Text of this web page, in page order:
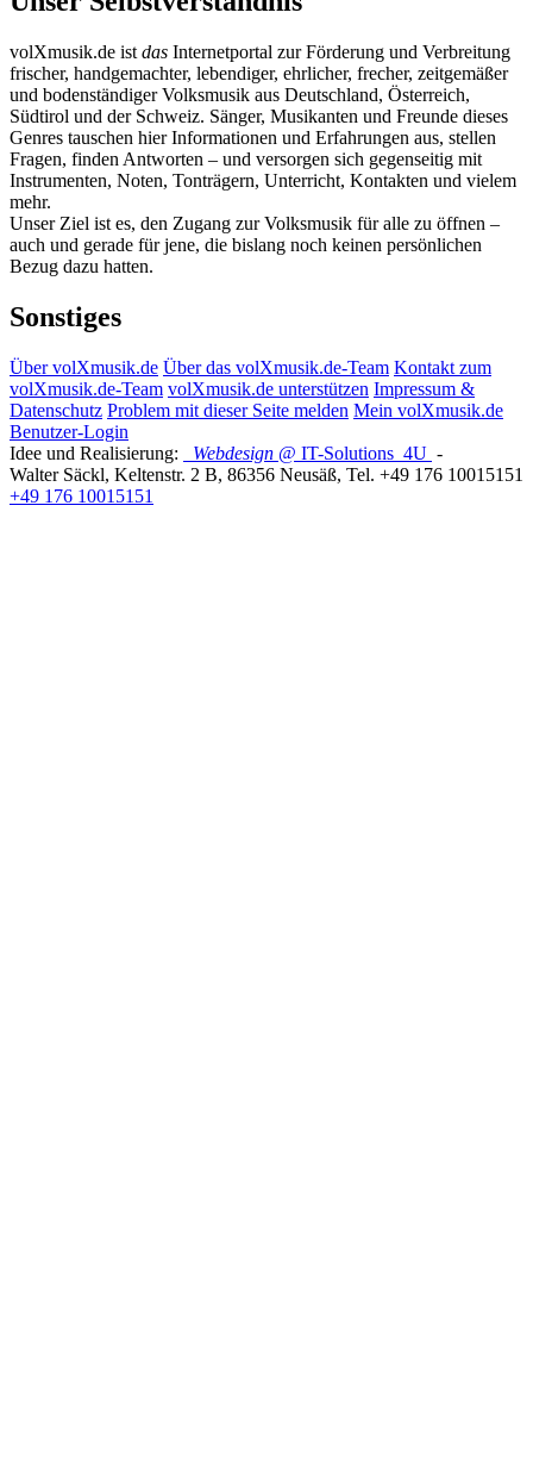
volXmusik.de ist das Internetportal zur Förderung und Verbreitung
frischer, handgemachter, lebendiger, ehrlicher, frecher, zeitgemäßer
und bodenständiger Volksmusik aus Deutschland, Österreich,
Südtirol und der Schweiz. Sänger, Musikanten und Freunde dieses
Genres tauschen hier Informationen und Erfahrungen aus, stellen
Fragen, finden Antworten – und versorgen sich gegenseitig mit
Instrumenten, Noten, Tonträgern, Unterricht, Kontakten und vielem
mehr.
Unser Ziel ist es, den Zugang zur Volksmusik für alle zu öffnen –
auch und gerade für jene, die bislang noch keinen persönlichen
Bezug dazu hatten.
Sonstiges
Über volXmusik.de Über das volXmusik.de-Team Kontakt zum
volXmusik.de-Team volXmusik.de unterstützen Impressum &
Datenschutz Problem mit dieser Seite melden Mein volXmusik.de
Benutzer-Login
Idee und Realisierung:
Webdesign @ IT-Solutions 4U -
Walter Säckl, Keltenstr. 2 B, 86356 Neusäß, Tel. +49 176 10015151
+49 176 10015151